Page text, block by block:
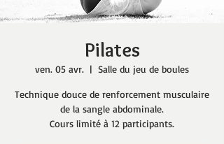
Pilates
ven. 05 avr.
  |
Salle du jeu de boules
Technique douce de renforcement musculaire
de la sangle abdominale.
Cours limité à 12 participants.